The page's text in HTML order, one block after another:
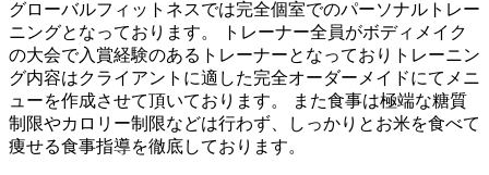
グローバルフィットネスでは完全個室でのパーソナルトレー
ニングとなっております。 トレーナー全員がボディメイク
の大会で入賞経験のあるトレーナーとなっておりトレーニン
グ内容はクライアントに適した完全オーダーメイドにてメニ
ューを作成させて頂いております。 また食事は極端な糖質
制限やカロリー制限などは行わず、しっかりとお米を食べて
痩せる食事指導を徹底しております。